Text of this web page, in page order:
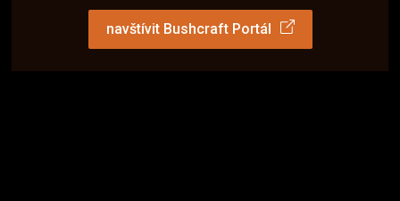
navštívit Bushcraft Portál